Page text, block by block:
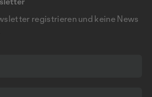
registrieren und keine News